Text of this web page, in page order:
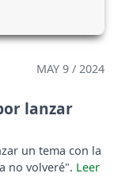
MAY 9 / 2024
lanzar
un tema con la
no volveré".